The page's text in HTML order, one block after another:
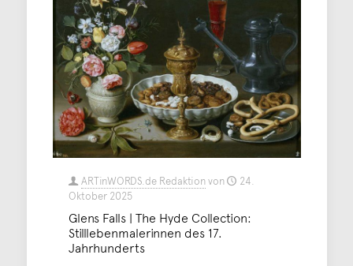
ARTinWORDS.de Redaktionvon
24.
Oktober 2025
Glens Falls | The Hyde Collection:
Stilllebenmalerinnen des 17.
Jahrhunderts